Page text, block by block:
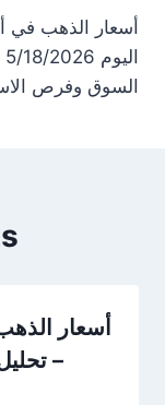
أسعار الذهب في
السوق وفرص
–